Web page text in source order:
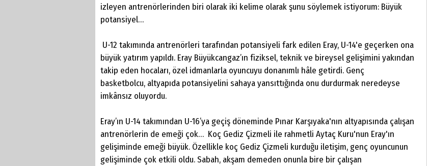
izleyen antrenörlerinden biri olarak iki kelime olarak şunu söylemek istiyorum: Büyük
potansiyel…
U-12 takımında antrenörleri tarafından potansiyeli fark edilen Eray, U-14'e geçerken ona
büyük yatırım yapıldı. Eray Büyükcangaz’ın fiziksel, teknik ve bireysel gelişimini yakından
takip eden hocaları, özel idmanlarla oyuncuyu donanımlı hâle getirdi. Genç
basketbolcu, altyapıda potansiyelini sahaya yansıttığında onu durdurmak neredeyse
imkânsız oluyordu.
Eray’ın U-14 takımından U-16’ya geçiş döneminde Pınar Karşıyaka'nın altyapısında çalışan
antrenörlerin de emeği çok… Koç Gediz Çizmeli ile rahmetli Aytaç Kuru'nun Eray'ın
gelişiminde emeği büyük. Özellikle koç Gediz Çizmeli kurduğu iletişim, genç oyuncunun
gelişiminde çok etkili oldu. Sabah, akşam demeden onunla bire bir çalışan